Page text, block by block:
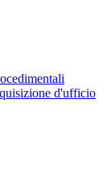
d'ufficio